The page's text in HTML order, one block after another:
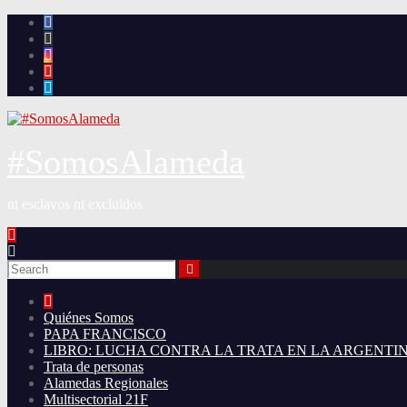
Skip
content
Quiénes Somos
PAPA FRANCISCO
LIBRO: LUCHA CONTRA LA TRATA EN LA
Trata de personas
Alamedas Regionales
Multisectorial 21F